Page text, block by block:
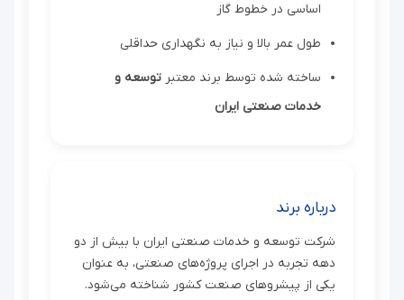
اساسی در خطوط گاز
طول عمر بالا و نیاز به نگهداری حداقلی
ساخته شده توسط برند معتبر توسعه و
خدمات صنعتی ایران
درباره برند
شرکت توسعه و خدمات صنعتی ایران با بیش از دو
دهه تجربه در اجرای پروژه‌های صنعتی، به عنوان
یکی از پیشروهای صنعت کشور شناخته می‌شود.